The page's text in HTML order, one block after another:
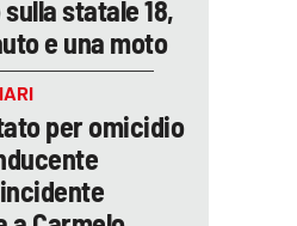
statale 18,
e una moto
per omicidio